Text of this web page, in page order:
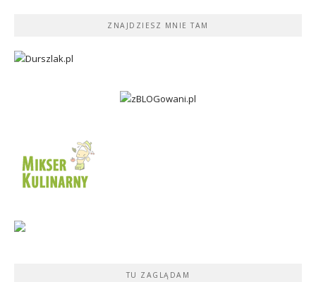
ZNAJDZIESZ MNIE TAM
TU ZAGLĄDAM